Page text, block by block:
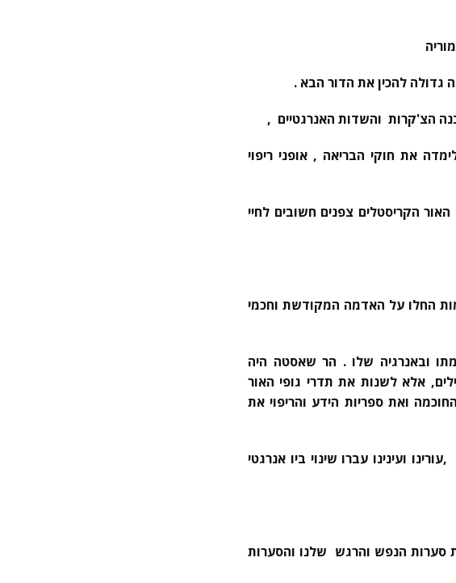
גדולה להכין את הדור הבא .
הצ'קרות והשדות האנרגטיים ,
את חוקי הבריאה , אופני ריפוי
הקריסטלים צפנים חשובים לחיי
החלו על האדמה המקודשת וחכמי
ובאנרגיה שלו . הר שאסטה היה
אלא לשנות את תדרי גופי האור
ואת ספריות הידע והריפוי את
ועינינו עברו שינוי ביו אנרגטי
סערות הנפש והרגש שלנו והסערות